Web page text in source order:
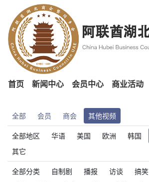
首页 新闻中心 会员中心 商业活动
全部 会员 商会 其他视频
全部地区 华语 美国 欧洲 韩国
其它
全部分类 自制剧 播报 访谈 搞笑